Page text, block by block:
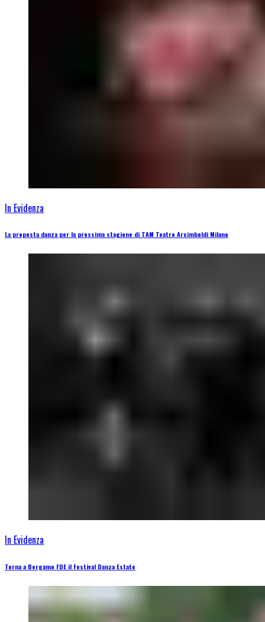
In Evidenza
La proposta danza per la prossima stagione di TAM Teatro Arcimboldi Milano
In Evidenza
Torna a Bergamo FDE il Festival Danza Estate